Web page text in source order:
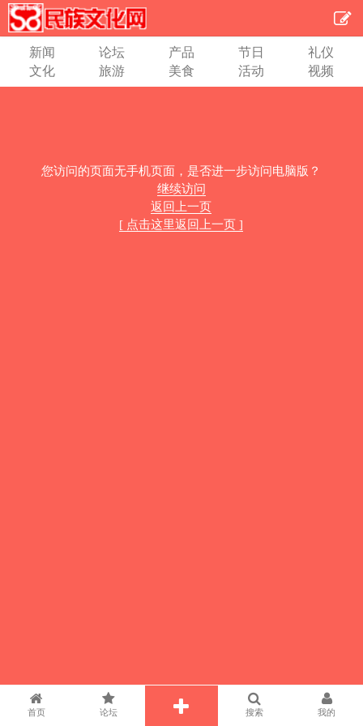
新闻 论坛 产品 节日
礼仪
文化
旅游 美食 活动 视频
您访问的页面无手机页面，是否进一步访问电脑版？
继续访问
返回上一页
[ 点击这里返回上一页 ]
首页 论坛 搜索 我的